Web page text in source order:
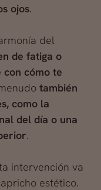
ojos.
del
de fatiga o
cómo te
también
como la
del día o una
.
intervención va
estético.